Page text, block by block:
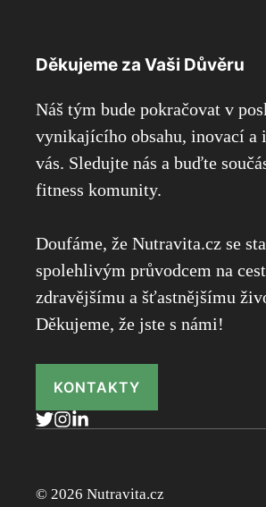
Děkujeme za Vaši Důvěru
Náš tým bude pokračovat v
vynikajícího obsahu, inovací a
vás. Sledujte nás a buďte
fitness komunity.
Doufáme, že Nutravita.cz se
spolehlivým průvodcem na
zdravějšímu a šťastnějšímu
Děkujeme, že jste s námi!
KONTAKTY
© 2026 Nutravita.cz